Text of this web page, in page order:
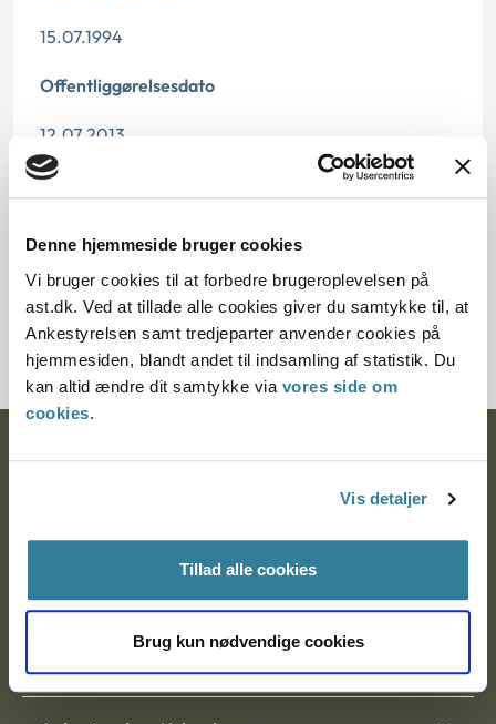
Denne hjemmeside bruger cookies
Vi bruger cookies til at forbedre brugeroplevelsen på
ast.dk. Ved at tillade alle cookies giver du samtykke til, at
Ankestyrelsen samt tredjeparter anvender cookies på
hjemmesiden, blandt andet til indsamling af statistik. Du
kan altid ændre dit samtykke via vores side om
cookies.
Vis detaljer
Tillad alle cookies
Brug kun nødvendige cookies
15.07.1994
Offentliggørelsesdato
12.07.2013
Paragraf
Journalnummer
20795-93
Ankestyrelsen